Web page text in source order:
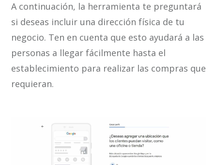
A continuación, la herramienta te preguntará
si deseas incluir una dirección física de tu
negocio. Ten en cuenta que esto ayudará a las
personas a llegar fácilmente hasta el
establecimiento para realizar las compras que
requieran.